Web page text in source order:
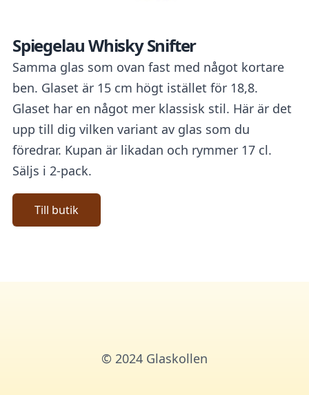
Spiegelau Whisky Snifter
Samma glas som ovan fast med något kortare
ben. Glaset är 15 cm högt istället för 18,8.
Glaset har en något mer klassisk stil. Här är det
upp till dig vilken variant av glas som du
föredrar. Kupan är likadan och rymmer 17 cl.
Säljs i 2-pack.
Till butik
© 2024 Glaskollen